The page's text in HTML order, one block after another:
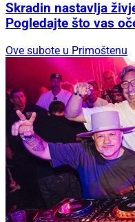
Skradin nastavlja
Pogledajte što vas
Ove subote u Primoštenu